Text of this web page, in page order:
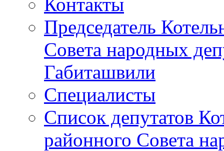
Председатель
Совета народных
Габиташвили
Специалисты
Список депутатов
районного Совета